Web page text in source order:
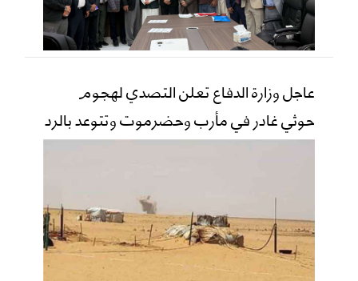
عاجل وزارة الدفاع تعلن التصدي لهجوم
حوثي غادر في مأرب وحضرموت وتتوعد بالرد